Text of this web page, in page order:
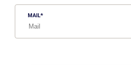
MAIL